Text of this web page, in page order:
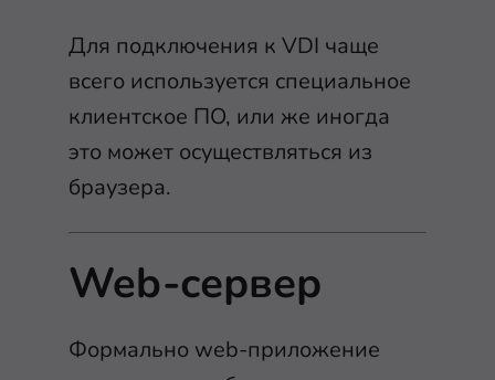
Для подключения к VDI чаще
всего используется специальное
клиентское ПО, или же иногда
это может осуществляться из
браузера.
Web-сервер
Формально web-приложение